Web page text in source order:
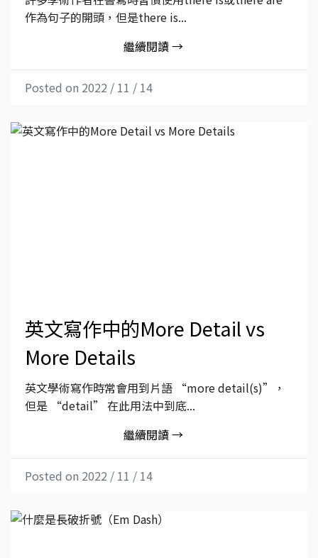
作為句子的開頭，但是there is...
繼續閱讀 →
Posted on 2022 / 11 / 14
英文寫作中的More Detail vs
More Details
英文學術寫作時常會用到片語 “more detail(s)”，
但是 “detail” 在此用法中到底...
繼續閱讀 →
Posted on 2022 / 11 / 14